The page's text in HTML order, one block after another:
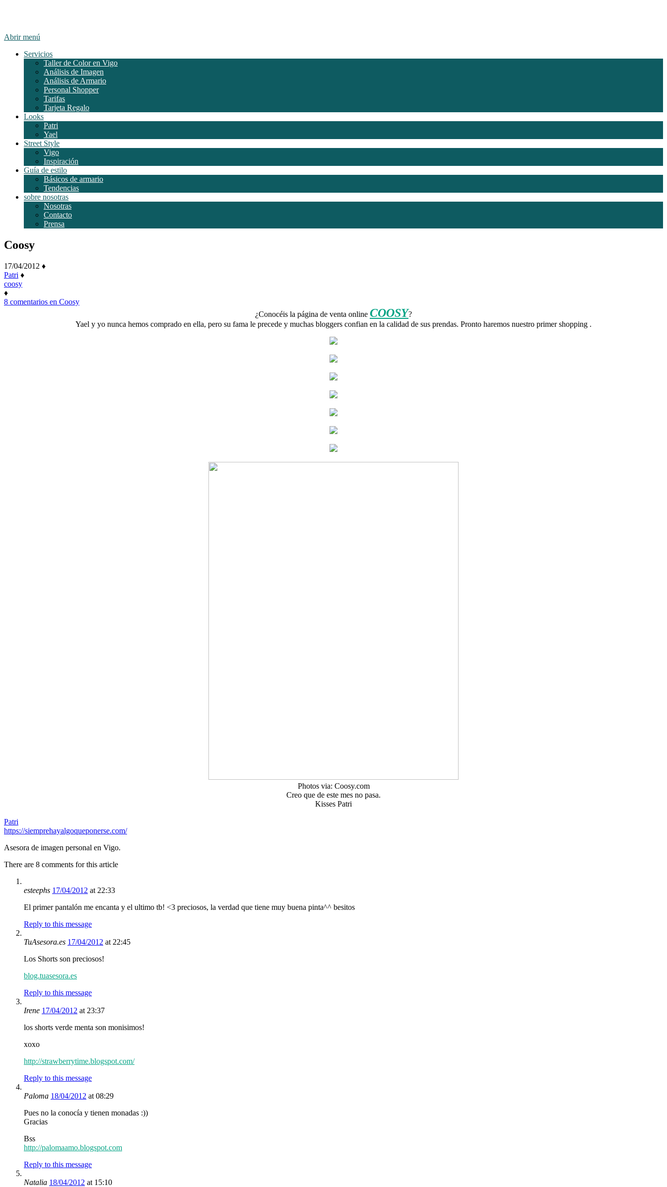
Abrir menú
Servicios
Taller de Color en Vigo
Análisis de Imagen
Análisis de Armario
Personal Shopper
Tarifas
Tarjeta Regalo
Looks
Patri
Yael
Street Style
Vigo
Inspiración
Guía de estilo
Básicos de armario
Tendencias
sobre nosotras
Nosotras
Contacto
Prensa
Coosy
17/04/2012 ♦
Patri ♦
coosy
♦
8 comentarios en Coosy
¿Conocéis la página de venta online COOSY?
Yael y yo nunca hemos comprado en ella, pero su fama le precede y muchas bloggers confian en la calidad de sus prendas. Pronto haremos nuestro primer shopping .
Photos via: Coosy.com
Creo que de este mes no pasa.
Kisses Patri
Patri
https://siemprehayalgoqueponerse.com/
Asesora de imagen personal en Vigo.
There are 8 comments for this article
esteephs 17/04/2012 at 22:33
El primer pantalón me encanta y el ultimo tb! <3 preciosos, la verdad que tiene muy buena pinta^^ besitos
Reply to this message
TuAsesora.es 17/04/2012 at 22:45
Los Shorts son preciosos!
blog.tuasesora.es
Reply to this message
Irene 17/04/2012 at 23:37
los shorts verde menta son monisimos!
xoxo
http://strawberrytime.blogspot.com/
Reply to this message
Paloma 18/04/2012 at 08:29
Pues no la conocía y tienen monadas :))
Gracias
Bss
http://palomaamo.blogspot.com
Reply to this message
Natalia 18/04/2012 at 15:10